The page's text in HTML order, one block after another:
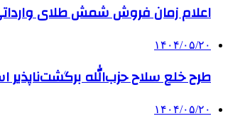
اعلام زمان فروش شمش طلای
۱۴۰۴/۰۵/۲۰
طرح خلع سلاح حزب‌الله برگشت‌ناپذیر
۱۴۰۴/۰۵/۲۰